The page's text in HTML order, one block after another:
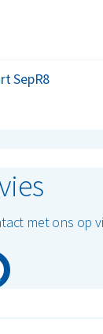
SepR8
met ons op